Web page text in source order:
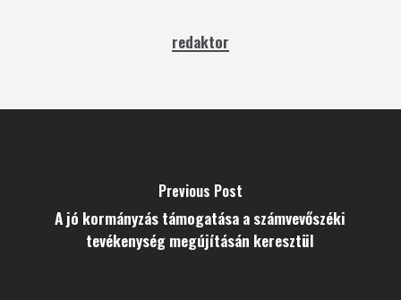
redaktor
Previous Post
A jó kormányzás támogatása a számvevőszéki
tevékenység megújításán keresztül